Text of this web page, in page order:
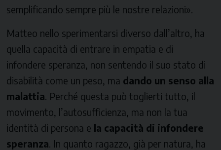
semplificando sempre più le nostre relazioni».
Matteo nello sperimentarsi diverso dall’altro, ha
quella capacità di entrare in empatia e di
infondere speranza, non sentendo il suo stato di
disabilità come un peso, ma dando un senso alla
malattia . Perché questa può toglierti tutto, il
movimento, l’autosufficienza, ma non la tua
identità di persona e la capacità di infondere
speranza . In quanto ragazzo, già per natura, ha